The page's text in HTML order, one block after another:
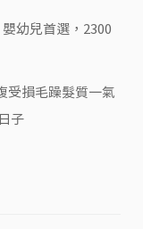
幼兒首選，2300
受損毛躁髮質一氣
子